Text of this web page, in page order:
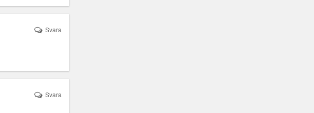
Svara
Svara